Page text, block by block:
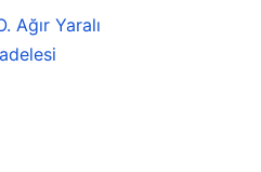
Ağır Yaralı